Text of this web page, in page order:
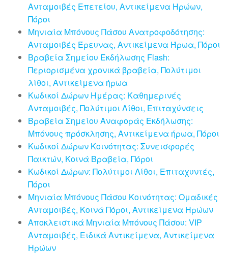
Ανταμοιβές Επετείου, Αντικείμενα Ηρώων,
Πόροι
Μηνιαία Μπόνους Πάσου Ανατροφοδότησης:
Ανταμοιβές Έρευνας, Αντικείμενα Ήρωα, Πόροι
Βραβεία Σημείου Εκδήλωσης Flash:
Περιορισμένα χρονικά βραβεία, Πολύτιμοι
λίθοι, Αντικείμενα ήρωα
Κωδικοί Δώρων Ημέρας: Καθημερινές
Ανταμοιβές, Πολύτιμοι Λίθοι, Επιταχύνσεις
Βραβεία Σημείου Αναφοράς Εκδήλωσης:
Μπόνους πρόσκλησης, Αντικείμενα ήρωα, Πόροι
Κωδικοί Δώρων Κοινότητας: Συνεισφορές
Παικτών, Κοινά Βραβεία, Πόροι
Κωδικοί Δώρων: Πολύτιμοι Λίθοι, Επιταχυντές,
Πόροι
Μηνιαία Μπόνους Πάσου Κοινότητας: Ομαδικές
Ανταμοιβές, Κοινά Πόροι, Αντικείμενα Ηρώων
Αποκλειστικά Μηνιαία Μπόνους Πάσου: VIP
Ανταμοιβές, Ειδικά Αντικείμενα, Αντικείμενα
Ηρώων